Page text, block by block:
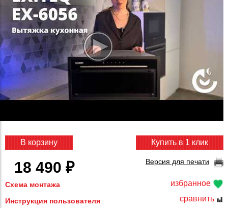
избранное
сравнить
В корзину
18 490 ₽
Купить в 1 клик
Версия для печати
Схема монтажа
Инструкция пользователя